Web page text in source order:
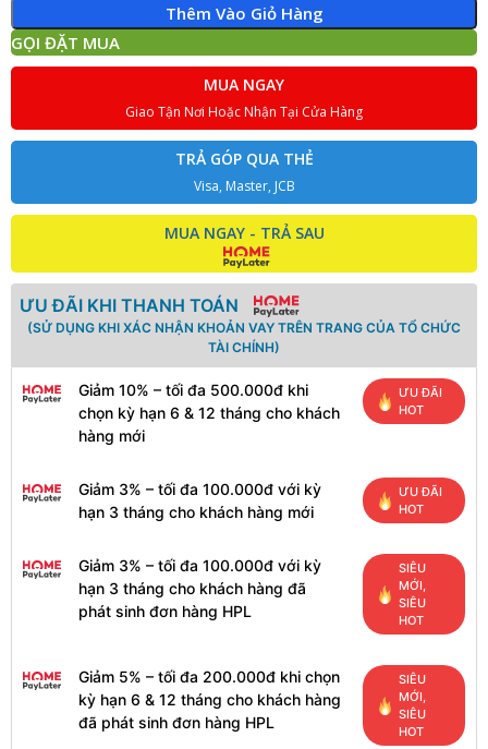
Thêm Vào Giỏ Hàng
GỌI ĐẶT MUA
MUA NGAY
Giao Tận Nơi Hoặc Nhận Tại Cửa Hàng
TRẢ GÓP QUA THẺ
Visa, Master, JCB
MUA NGAY - TRẢ SAU
ƯU ĐÃI KHI THANH TOÁN
(SỬ DỤNG KHI XÁC NHẬN KHOẢN VAY TRÊN TRANG CỦA TỔ CHỨC
TÀI CHÍNH)
Giảm 10% – tối đa 500.000đ khi
chọn kỳ hạn 6 & 12 tháng cho khách
hàng mới
ƯU ĐÃI
HOT
Giảm 3% – tối đa 100.000đ với kỳ
hạn 3 tháng cho khách hàng mới
ƯU ĐÃI
HOT
Giảm 3% – tối đa 100.000đ với kỳ
hạn 3 tháng cho khách hàng đã
phát sinh đơn hàng HPL
SIÊU
MỚI,
SIÊU
HOT
Giảm 5% – tối đa 200.000đ khi chọn
kỳ hạn 6 & 12 tháng cho khách hàng
đã phát sinh đơn hàng HPL
SIÊU
MỚI,
SIÊU
HOT